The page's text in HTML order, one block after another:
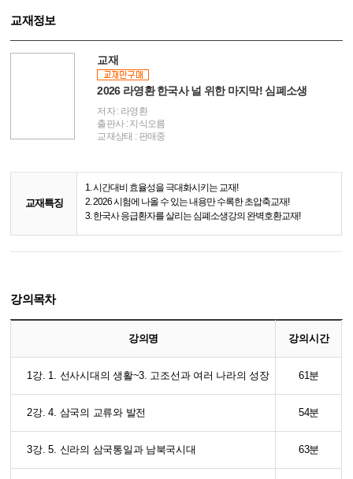
교재정보
교재
2026 라영환 한국사 널 위한 마지막! 심폐소생
저자 : 라영환
출판사 : 지식오름
교재상태 : 판매중
교재특징
1. 시간대비 효율성을 극대화시키는 교재!
2. 2026 시험에 나올 수 있는 내용만 수록한 초압축교재!
3. 한국사 응급환자를 살리는 심폐소생강의 완벽호환교재!
강의목차
강의명 강의시간
1강. 1. 선사시대의 생활~3. 고조선과 여러 나라의 성장 61분
2강. 4. 삼국의 교류와 발전 54분
3강. 5. 신라의 삼국통일과 남북국시대 63분